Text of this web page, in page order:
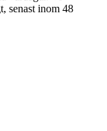
senast inom 48